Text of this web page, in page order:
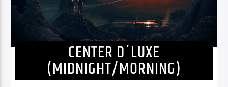
CENTER D´LUXE
(MIDNIGHT/MORNING)